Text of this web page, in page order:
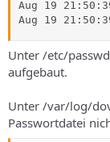
Aug 19
Aug 19
Unter /etc/
aufgebaut.
Unter /var/log/
Passwortdatei